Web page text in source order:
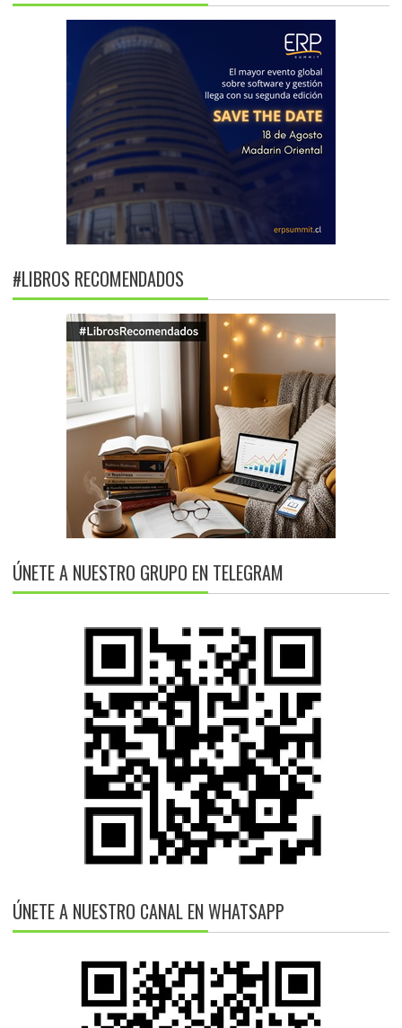
#LIBROS RECOMENDADOS
ÚNETE A NUESTRO GRUPO EN TELEGRAM
ÚNETE A NUESTRO CANAL EN WHATSAPP